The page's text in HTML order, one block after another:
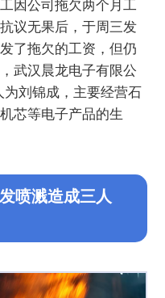
因公司拖欠两个月工
议无果后，于周三发
了拖欠的工资，但仍
武汉晨龙电子有限公
刘锦成，主要经营石
芯等电子产品的生
喷溅造成三人